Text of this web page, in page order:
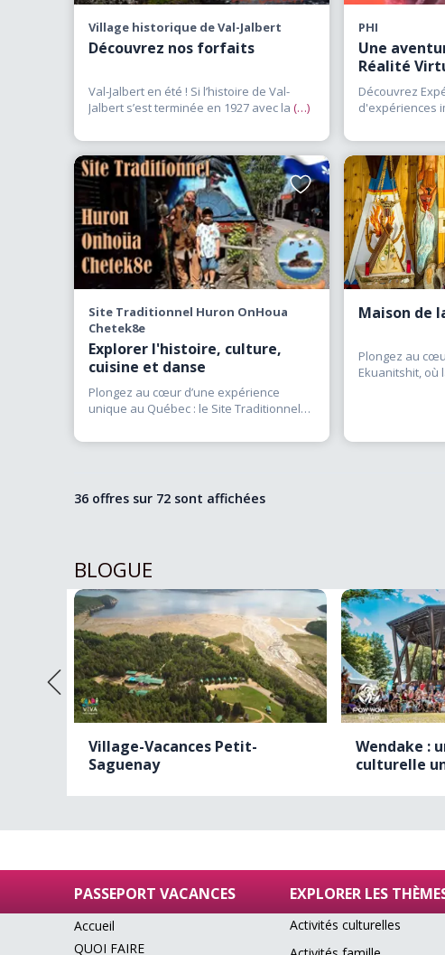
d’interprétation offrent des
tout en permettant
visites laissent souvent
œuvre marquante ou une
expérience de voyage de
comprendre les
d’interprétation proposent
angle. Découvrez les
des
Village historique de Val-Jalbert
Découvrez nos forfaits
Val-Jalbert en été ! Si l’histoire de Val-
Jalbert s’est terminée en 1927 avec la (…)
PHI
Une
Réalité
Découvrez
d'expériences
Ajouter
aux
favoris
Site Traditionnel Huron OnHoua
Chetek8e
Explorer l'histoire, culture,
cuisine et danse
Plongez au cœur d’une expérience
unique au Québec : le Site Traditionnel
Maison de
Plongez au
Ekuanitshit, où
36 offres sur 72 sont affichées
BLOGUE
Village-Vacances Petit-
Saguenay
Wendake :
culturelle
PASSEPORT VACANCES
Accueil
QUOI FAIRE
EXPLORER LES
Activités culturelles